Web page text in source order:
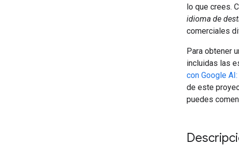
lo que crees.
idioma de
comerciales
Para obtener
incluidas las
con Google
de este
puedes